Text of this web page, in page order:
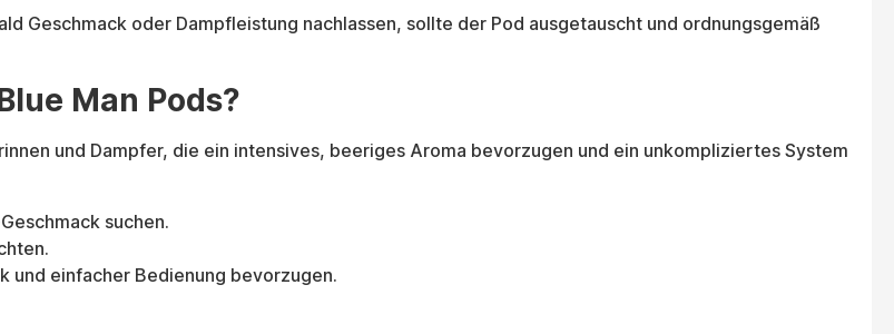
Geschmack oder Dampfleistung nachlassen, sollte der Pod ausgetauscht und ordnungsgemäß
Man Pods?
und Dampfer, die ein intensives, beeriges Aroma bevorzugen und ein unkompliziertes System
suchen.
und einfacher Bedienung bevorzugen.